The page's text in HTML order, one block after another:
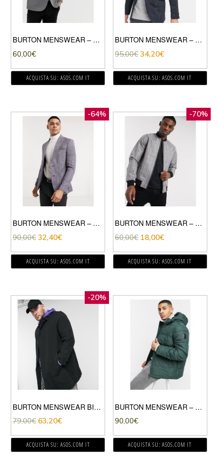
BURTON MENSWEAR – GIACCA GRIGIO IN PIQUÉ
60,00€
ACQUISTA SU: ASOS.COM IT
BURTON MENSWEAR – GIACCA IN JERSEY CON STAMPA CACHEMIRE-NAVY
95,00€ 34,20€
ACQUISTA SU: ASOS.COM IT
-64%
BURTON MENSWEAR – GIACCA SLIM BLU
90,00€ 32,40€
ACQUISTA SU: ASOS.COM IT
-70%
BURTON MENSWEAR – BOMBER GRIGIO A QUADRI
60,00€ 18,00€
ACQUISTA SU: ASOS.COM IT
-20%
BURTON MENSWEAR BIG & TALL – IMPERMEABILE NERO
79,00€ 63,20€
ACQUISTA SU: ASOS.COM IT
BURTON MENSWEAR – PIUMINO VERDE SCURO-GRIGIO
90,00€
ACQUISTA SU: ASOS.COM IT